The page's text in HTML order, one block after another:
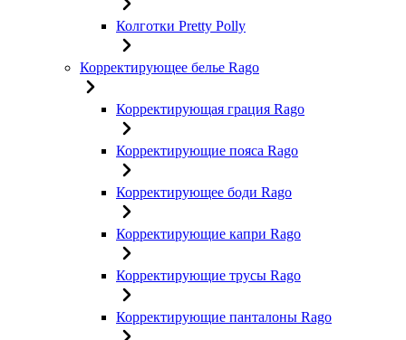
Колготки Pretty Polly
Корректирующее белье Rago
Корректирующая грация Rago
Корректирующие пояса Rago
Корректирующее боди Rago
Корректирующие капри Rago
Корректирующие трусы Rago
Корректирующие панталоны Rago